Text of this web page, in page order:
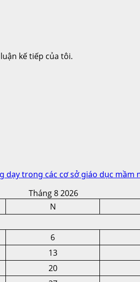
kế tiếp của tôi.
dạy trong các cơ sở giáo dục
Tháng 8 2026
N
6
13
20